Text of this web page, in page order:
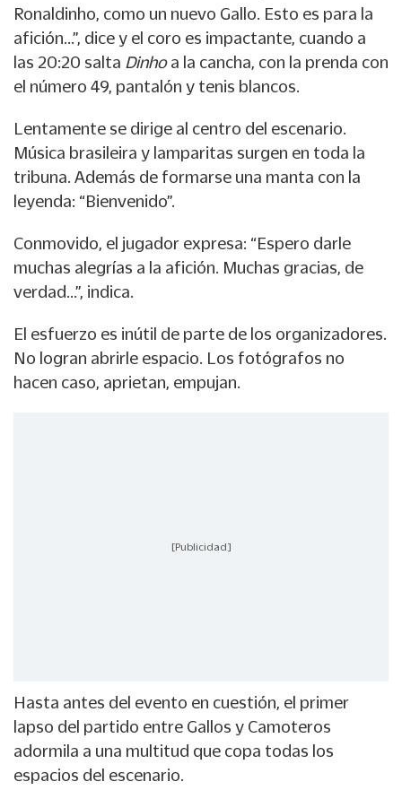
Ronaldinho, como un nuevo Gallo. Esto es para la
afición...”, dice y el coro es impactante, cuando a
las 20:20 salta Dinhoa la cancha, con la prenda con
el número 49, pantalón y tenis blancos.
Lentamente se dirige al centro del escenario.
Música brasileira y lamparitas surgen en toda la
tribuna. Además de formarse una manta con la
leyenda: “Bienvenido”.
Conmovido, el jugador expresa: “Espero darle
muchas alegrías a la afición. Muchas gracias, de
verdad...”, indica.
El esfuerzo es inútil de parte de los organizadores.
No logran abrirle espacio. Los fotógrafos no
hacen caso, aprietan, empujan.
[Publicidad]
Hasta antes del evento en cuestión, el primer
lapso del partido entre Gallos y Camoteros
adormila a una multitud que copa todas los
espacios del escenario.